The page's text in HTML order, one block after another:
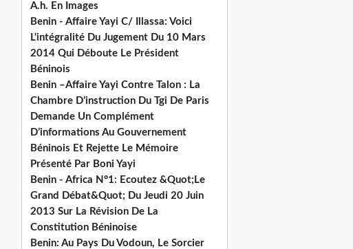
A.h. En Images
Benin - Affaire Yayi C/ Illassa: Voici
L'intégralité Du Jugement Du 10 Mars
2014 Qui Déboute Le Président
Béninois
Benin –Affaire Yayi Contre Talon : La
Chambre D’instruction Du Tgi De Paris
Demande Un Complément
D’informations Au Gouvernement
Béninois Et Rejette Le Mémoire
Présenté Par Boni Yayi
Benin - Africa N°1: Ecoutez &Quot;Le
Grand Débat&Quot; Du Jeudi 20 Juin
2013 Sur La Révision De La
Constitution Béninoise
Benin: Au Pays Du Vodoun, Le Sorcier